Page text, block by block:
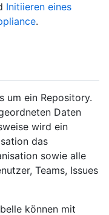
Initiieren eines
.
um ein Repository.
Daten
wird ein
das
sowie alle
Teams, Issues
können mit